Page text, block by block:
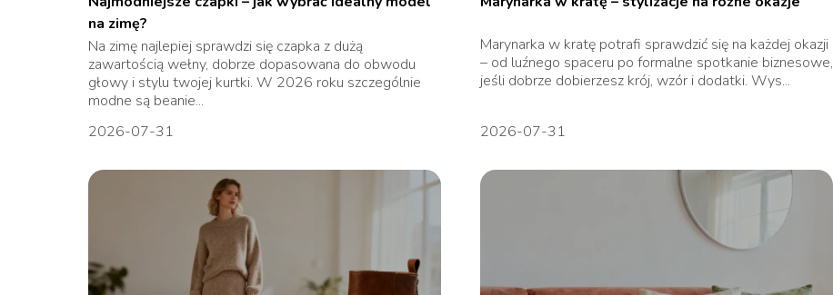
na zimę?
Na zimę najlepiej sprawdzi się czapka z dużą
zawartością wełny, dobrze dopasowana do obwodu
głowy i stylu twojej kurtki. W 2026 roku szczególnie
modne są beanie...
2026-07-31
Marynarka w kratę potrafi sprawdzić się na każdej okazji
– od luźnego spaceru po formalne spotkanie biznesowe,
jeśli dobrze dobierzesz krój, wzór i dodatki. Wys...
2026-07-31